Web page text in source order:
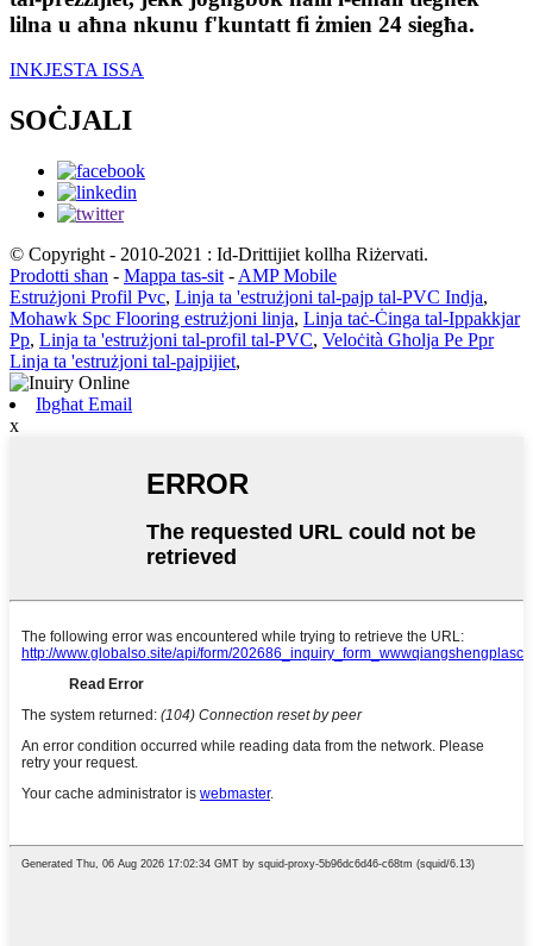
lilna u aħna nkunu f'kuntatt fi żmien 24 siegħa.
INKJESTA ISSA
SOĊJALI
© Copyright - 2010-2021 : Id-Drittijiet kollha Riżervati.
Prodotti sħan - Mappa tas-sit - AMP Mobile
Estrużjoni Profil Pvc, Linja ta 'estrużjoni tal-pajp tal-PVC Indja,
Mohawk Spc Flooring estrużjoni linja, Linja taċ-Ċinga tal-Ippakkjar
Pp, Linja ta 'estrużjoni tal-profil tal-PVC, Veloċità Għolja Pe Ppr
Linja ta 'estrużjoni tal-pajpijiet,
Ibgħat Email
x